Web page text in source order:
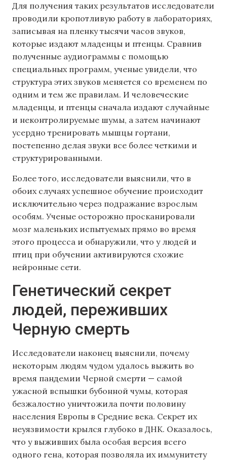
Для получения таких результатов исследователи
проводили кропотливую работу в лабораториях,
записывая на пленку тысячи часов звуков,
которые издают младенцы и птенцы. Сравнив
полученные аудиограммы с помощью
специальных программ, ученые увидели, что
структура этих звуков меняется со временем по
одним и тем же правилам. И человеческие
младенцы, и птенцы сначала издают случайные
и неконтролируемые шумы, а затем начинают
усердно тренировать мышцы гортани,
постепенно делая звуки все более четкими и
структурированными.
Более того, исследователи выяснили, что в
обоих случаях успешное обучение происходит
исключительно через подражание взрослым
особям. Ученые осторожно просканировали
мозг маленьких испытуемых прямо во время
этого процесса и обнаружили, что у людей и
птиц при обучении активируются схожие
нейронные сети.
Генетический секрет
людей, переживших
Черную смерть
Исследователи наконец выяснили, почему
некоторым людям чудом удалось выжить во
время пандемии Черной смерти — самой
ужасной вспышки бубонной чумы, которая
безжалостно уничтожила почти половину
населения Европы в Средние века. Секрет их
неуязвимости крылся глубоко в ДНК. Оказалось,
что у выживших была особая версия всего
одного гена, которая позволяла их иммунитету